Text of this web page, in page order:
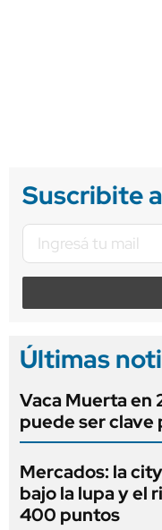
Suscribite
Últimas
Vaca Muerta en
puede ser clave
Mercados: la
bajo la lupa y el
400 puntos